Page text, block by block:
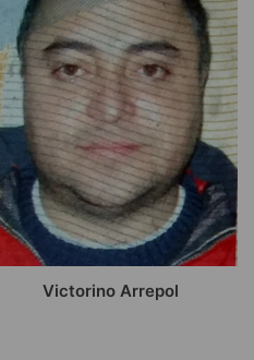
Victorino Arrepol